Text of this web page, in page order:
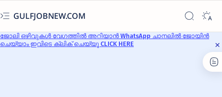
GULFJOBNEW.COM
ജോലി ഒഴിവുകൾ വേഗത്തിൽ അറിയാൻ WhatsApp ചാനലിൽ ജോയിൻ
ചെയ്യാം ഇവിടെ ക്ലിക് ചെയ്യൂ CLICK HERE